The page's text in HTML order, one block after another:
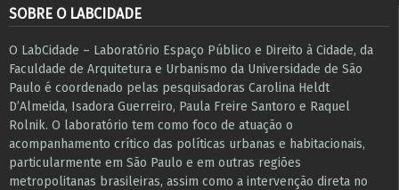
SOBRE O LABCIDADE
O LabCidade – Laboratório Espaço Público e Direito à Cidade, da
Faculdade de Arquitetura e Urbanismo da Universidade de São
Paulo é coordenado pelas pesquisadoras Carolina Heldt
D’Almeida, Isadora Guerreiro, Paula Freire Santoro e Raquel
Rolnik. O laboratório tem como foco de atuação o
acompanhamento crítico das políticas urbanas e habitacionais,
particularmente em São Paulo e ​em outras regiões
metropolitanas brasileiras, assim como a intervenção direta no